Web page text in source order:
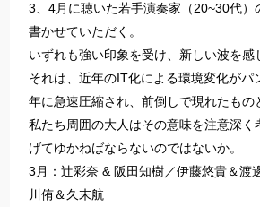
3、4月に聴いた若手演奏家（20~30代）
書かせていただく。
いずれも強い印象を受け、新しい波を感
それは、近年のIT化による環境変化がパ
年に急速圧縮され、前倒しで現れたもの
私たち周囲の大人はその意味を注意深く
げてゆかねばならないのではないか。
3月：辻彩奈 & 阪田知樹／伊藤悠貴＆渡
川侑＆久末航